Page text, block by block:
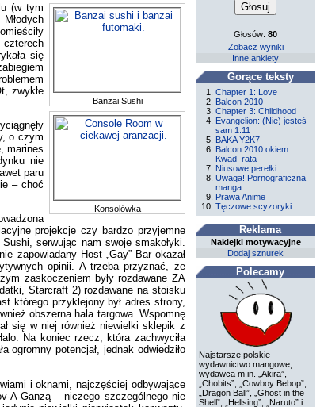
Banzai Sushi
Konsolówka
(w tym
się
zwykłe
o czym
marines
nie
paru
– choć
projekcje czy bardzo przyjemne
serwując nam swoje smakołyki.
zapowiadany Host „Gay” Bar okazał
opinii. A trzeba przyznać, że
zaskoczeniem były rozdawane ZA
Starcraft 2) rozdawane na stoisku
którego przyklejony był adres strony,
obszerna hala targowa. Wspomnę
się w niej również niewielki sklepik z
Na koniec rzecz, która zachwyciła
ogromny potencjał, jednak odwiedziło
i oknami, najczęściej odbywające
A-Ganzą – niczego szczególnego nie
Głosów:80
Zobacz wyniki
Inne ankiety
Gorące teksty
Chapter 1: Love
Balcon 2010
Chapter 3: Childhood
Evangelion: (Nie) jesteś
sam 1.11
BAKA Y2K7
Balcon 2010 okiem
Kwad_rata
Niusowe perełki
Uwaga! Pornograficzna
manga
Prawa Anime
Tęczowe scyzoryki
Reklama
Naklejki motywacyjne
Dodaj sznurek
Polecamy
Najstarsze polskie
wydawnictwo mangowe,
wydawca m.in. „Akira”,
„Chobits”, „Cowboy Bebop”,
„Dragon Ball”, „Ghost in the
Shell”, „Hellsing”, „Naruto” i